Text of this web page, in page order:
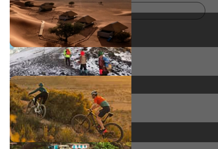
Tous nos voyages en Algérie